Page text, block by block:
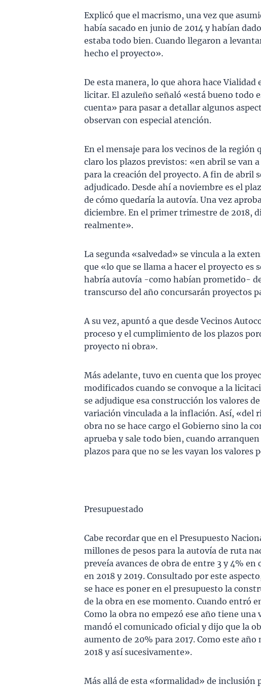
Explicó que el macrismo, una vez que
había sacado en junio de 2014 y habían
estaba todo bien. Cuando llegaron a
hecho el proyecto».
De esta manera, lo que ahora hace
licitar. El azuleño señaló «está bueno todo
cuenta» para pasar a detallar algunos
observan con especial atención.
En el mensaje para los vecinos de la región
claro los plazos previstos: «en abril se van
para la creación del proyecto. A fin de abril
adjudicado. Desde ahí a noviembre es el
de cómo quedaría la autovía. Una vez
diciembre. En el primer trimestre de 2018,
realmente».
La segunda «salvedad» se vincula a la
que «lo que se llama a hacer el proyecto es
habría autovía -como habían prometido-
transcurso del año concursarán proyectos
A su vez, apuntó a que desde Vecinos
proceso y el cumplimiento de los plazos
proyecto ni obra».
Más adelante, tuvo en cuenta que los
modificados cuando se convoque a la
se adjudique esa construcción los valores
variación vinculada a la inflación. Así, «del
obra no se hace cargo el Gobierno sino la
aprueba y sale todo bien, cuando
plazos para que no se les vayan los valores
Presupuestado
Cabe recordar que en el Presupuesto
millones de pesos para la autovía de ruta
preveía avances de obra de entre 3 y 4%
en 2018 y 2019. Consultado por este
se hace es poner en el presupuesto la
de la obra en ese momento. Cuando entró
Como la obra no empezó ese año tiene
mandó el comunicado oficial y dijo que la
aumento de 20% para 2017. Como este
2018 y así sucesivamente».
Más allá de esta «formalidad» de inclusión